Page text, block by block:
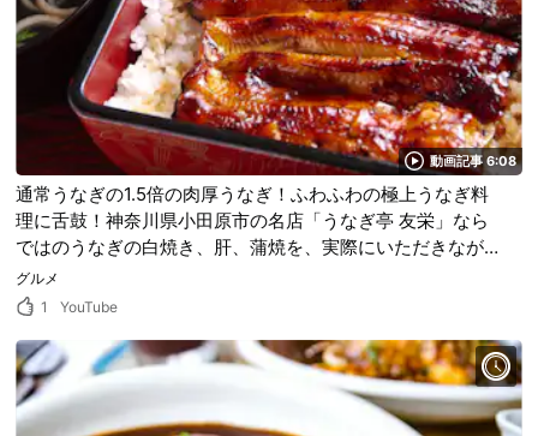
動画記事 6:08
通常うなぎの1.5倍の肉厚うなぎ！ふわふわの極上うなぎ料
理に舌鼓！神奈川県小田原市の名店「うなぎ亭 友栄」なら
ではのうなぎの白焼き、肝、蒲焼を、実際にいただきながら
ご紹介
グルメ
1
YouTube